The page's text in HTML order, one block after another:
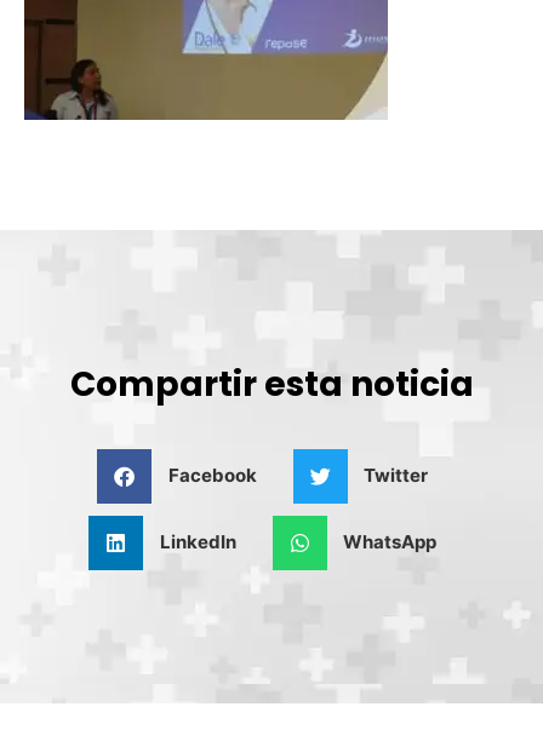
Compartir esta noticia
Facebook Twitter
LinkedIn WhatsApp